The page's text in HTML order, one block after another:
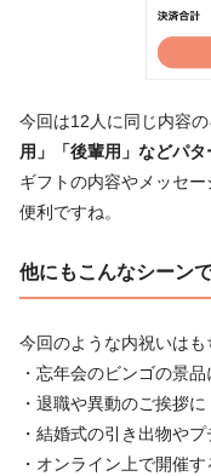
今回は12人に同じ内容
用」「後輩用」などパ
ギフトの内容やメッセ
便利ですね。
他にもこんなシーン
今回のような内祝いはも
・忘年会のビンゴの景品
・退職や異動のご挨拶に
・結婚式の引き出物や
・オンライン上で開催